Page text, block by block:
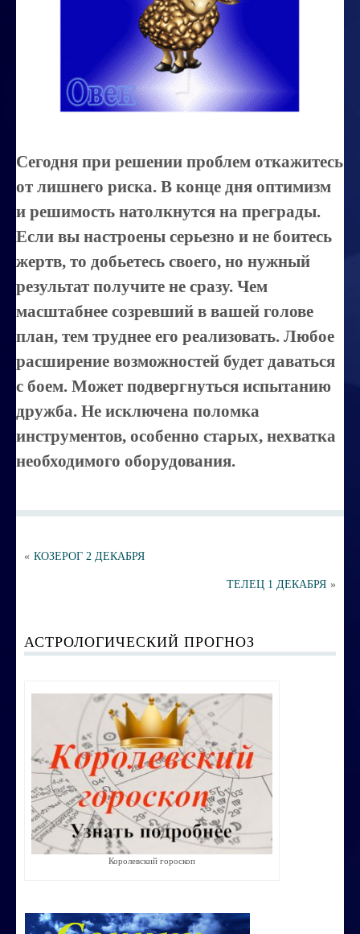
Миссиональность
Королевский гороскоп
Найти идеального партнера
Корректировка характера
Совместимость
Занятия по расшифровке снов
Магия денег
Ищем любовь
Порча ,сглаз
Усовершенствование личности
Перепрограммирование на счастье
Секреты успешных продаж
Этика семейных взаимоотношений
Управление эмоциями и мыслями
Воспитание ребенка без угроз и насилия
Строим счастливую семью
СТОИМОСТЬ УСЛУГ
ОБО МНЕ
КОНТАКТЫ
Сегодня при решении проблем откажитесь
от лишнего риска. В конце дня оптимизм
и решимость натолкнутся на преграды.
Если вы настроены серьезно и не боитесь
жертв, то добьетесь своего, но нужный
результат получите не сразу. Чем
масштабнее созревший в вашей голове
план, тем труднее его реализовать. Любое
расширение возможностей будет даваться
с боем. Может подвергнуться испытанию
дружба. Не исключена поломка
инструментов, особенно старых, нехватка
необходимого оборудования.
« КОЗЕРОГ 2 ДЕКАБРЯ
ТЕЛЕЦ 1 ДЕКАБРЯ »
АСТРОЛОГИЧЕСКИЙ ПРОГНОЗ
Королевский гороскоп